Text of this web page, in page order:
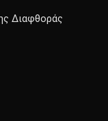
Διαφθοράς